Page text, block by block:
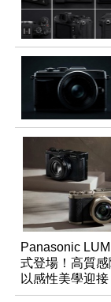
Panasonic
式登場！高質感
以感性美學迎
週年